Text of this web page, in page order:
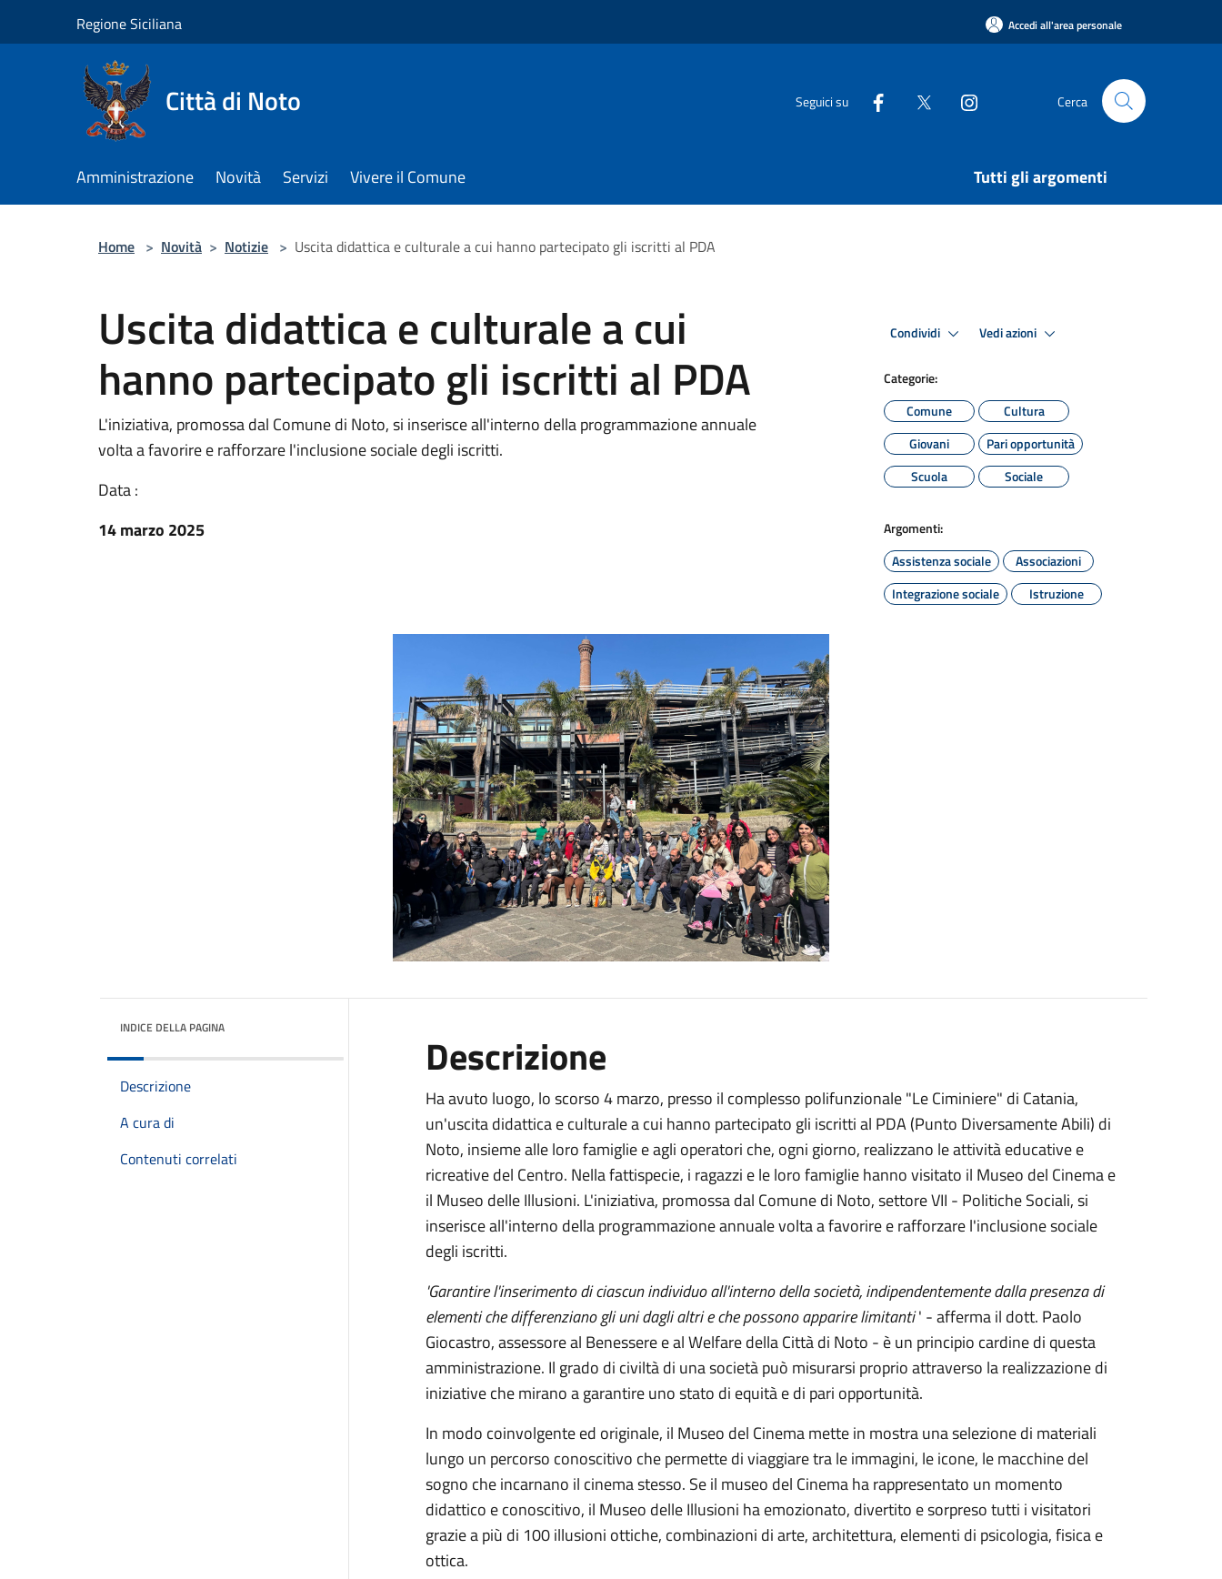
Regione Siciliana Accedi all'area personale
Città di Noto Seguici su Cerca
Amministrazione Novità Servizi Vivere il Comune Tutti gli argomenti
Home > Novità > Notizie > Uscita didattica e culturale a cui hanno partecipato gli iscritti al PDA
Uscita didattica e culturale a cui
hanno partecipato gli iscritti al PDA
L'iniziativa, promossa dal Comune di Noto, si inserisce all'interno della programmazione annuale
volta a favorire e rafforzare l'inclusione sociale degli iscritti.
Data :
14 marzo 2025
Condividi Vedi azioni
Categorie:
Comune
Cultura
Giovani
Pari opportunità
Scuola
Sociale
Argomenti:
Assistenza sociale
Associazioni
Integrazione sociale
Istruzione
INDICE DELLA PAGINA
Descrizione
A cura di
Contenuti correlati
Descrizione
Ha avuto luogo, lo scorso 4 marzo, presso il complesso polifunzionale "Le Ciminiere" di Catania,
un'uscita didattica e culturale a cui hanno partecipato gli iscritti al PDA (Punto Diversamente Abili) di
Noto, insieme alle loro famiglie e agli operatori che, ogni giorno, realizzano le attività educative e
ricreative del Centro. Nella fattispecie, i ragazzi e le loro famiglie hanno visitato il Museo del Cinema e
il Museo delle Illusioni. L'iniziativa, promossa dal Comune di Noto, settore VII - Politiche Sociali, si
inserisce all'interno della programmazione annuale volta a favorire e rafforzare l'inclusione sociale
degli iscritti.
'Garantire l'inserimento di ciascun individuo all'interno della società, indipendentemente dalla presenza di
elementi che differenziano gli uni dagli altri e che possono apparire limitanti' - afferma il dott. Paolo
Giocastro, assessore al Benessere e al Welfare della Città di Noto - è un principio cardine di questa
amministrazione. Il grado di civiltà di una società può misurarsi proprio attraverso la realizzazione di
iniziative che mirano a garantire uno stato di equità e di pari opportunità.
In modo coinvolgente ed originale, il Museo del Cinema mette in mostra una selezione di materiali
lungo un percorso conoscitivo che permette di viaggiare tra le immagini, le icone, le macchine del
sogno che incarnano il cinema stesso. Se il museo del Cinema ha rappresentato un momento
didattico e conoscitivo, il Museo delle Illusioni ha emozionato, divertito e sorpreso tutti i visitatori
grazie a più di 100 illusioni ottiche, combinazioni di arte, architettura, elementi di psicologia, fisica e
ottica.